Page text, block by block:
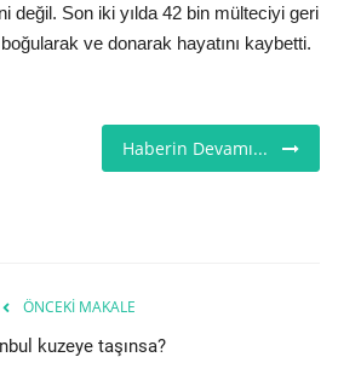
değil. Son iki yılda 42 bin mülteciyi geri
ve donarak hayatını kaybetti.
Haberin Devamı...
ÖNCEKI MAKALE
kuzeye taşınsa?